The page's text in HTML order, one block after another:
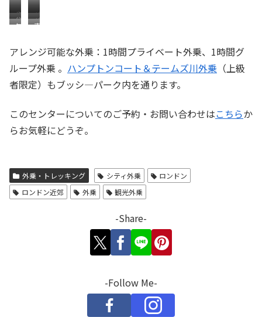
歩
道
騎
乗
し
す
パ
ー
か
ら
5
の
テ
ル
住
街
抜
け
パ
ー
パ
ク
鹿
た
気
ち
の
良
ー
ク
真
ぐ
に
続
く
ロ
ニ
木
アレンジ可能な外乗：1時間プライベート外乗、1時間グ
ループ外乗 。 ハンプトンコート＆テームズ川外乗 （上級
者限定）もブッシ―パーク内を通ります。
このセンターについてのご予約・お問い合わせはこちらか
らお気軽にどうぞ。
外乗・トレッキング シティ外乗
ロンドン
ロンドン近郊
外乗 観光外乗
-Share-
-Follow Me-